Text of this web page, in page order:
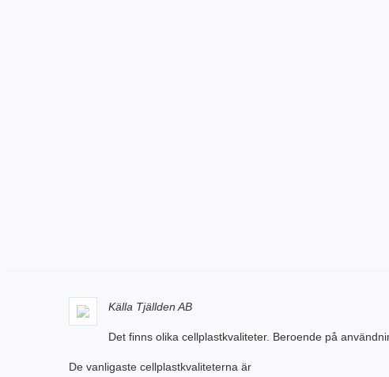
Källa Tjällden AB
Det finns olika cellplastkvaliteter. Beroende på
De vanligaste cellplastkvaliteterna är